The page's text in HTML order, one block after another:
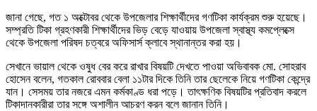
জানা গেছে, গত ১ অক্টোবর থেকে উপজেলার শিক্ষার্থীদের গণটিকা কার্যক্রম শুরু হয়েছে।
সম্প্রতি টিকা গ্রহণকারী শিক্ষার্থীদের ভিড় বেড়ে যাওয়ায় উপজেলা স্বাস্থ্য কমপ্লেক্সে
থেকে উপজেলা পরিষদ চত্বরে অফিসার্স ক্লাবে স্থানান্তর করা হয়।
সেখানে ভায়াল থেকে ওষুধ বের করে রাখার বিষয়টি দেখতে পাওয়া অভিবাবক মো. সোহরাব
হোসেন বলেন, গতকাল রোববার বেলা ১১টার দিকে তিনি তার ছেলেকে নিয়ে গণটিকা কেন্দ্রে
যান। সেসময় তার নজরে এমন কর্মকাণ্ড ধরা পড়ে। তাৎক্ষণিক বিষয়টির প্রতিবাদ করলে
টিকাদানকারীরা তার সঙ্গে অশালীন আচরণ করন বলে জানান তিনি।